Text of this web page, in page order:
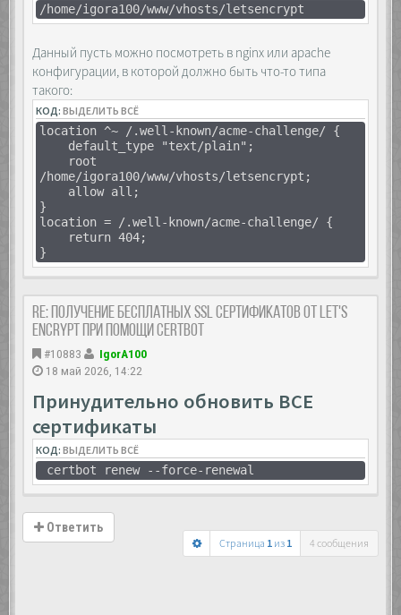
/home/igora100/www/vhosts/letsencrypt
Данный пусть можно посмотреть в nginx или apache
конфигурации, в которой должно быть что-то типа
такого:
КОД:ВЫДЕЛИТЬ ВСЁ
location ^~ /.well-known/acme-challenge/ {
default_type "text/plain";
root
/home/igora100/www/vhosts/letsencrypt;
allow all;
}
location = /.well-known/acme-challenge/ {
return 404;
}
Re: Получение бесплатных SSL сертификатов от Let's
Encrypt при помощи Certbot
#10883
IgorA100
18 май 2026, 14:22
Принудительно обновить ВСЕ
сертификаты
КОД:ВЫДЕЛИТЬ ВСЁ
certbot renew --force-renewal
Ответить
Страница 1из 1 4 сообщения